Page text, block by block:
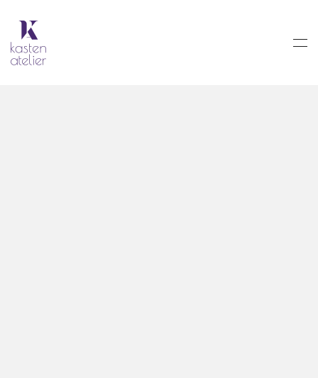
Skip to main content